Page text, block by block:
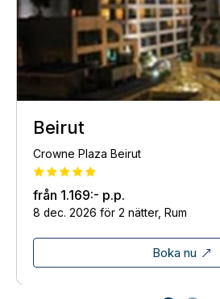
Beirut
Crowne Plaza Beirut
från 1.169:- p.p.
8 dec. 2026 för 2 nätter, Rum
Boka nu